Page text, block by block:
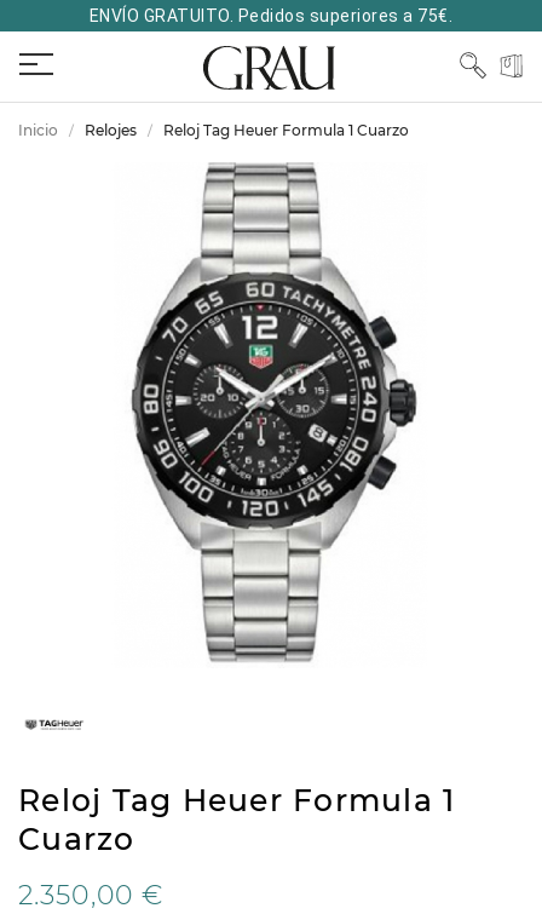
ENVÍO GRATUITO. Pedidos superiores a 75€.
Inicio Relojes Reloj Tag Heuer Formula 1 Cuarzo
Reloj Tag Heuer Formula 1
Cuarzo
2.350,00 €